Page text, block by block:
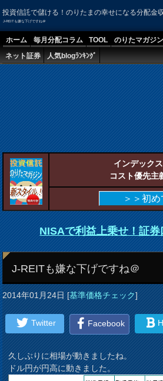
投資信託で儲ける！のりたまの幸せになる分配金
J-REITも嫌な下げですね＠
ホーム 毎月分配コラム TOOL のりたマガジン
ネット証券
人気blogﾗﾝｷﾝｸﾞ
インデック
コスト優先主
＞＞初
NISAで利益上乗せ！証
J-REITも嫌な下げですね＠
2014年01月24日[基準価格チェック]
Twitter Facebook
久しぶりに相場が動きましたね。
ドル円が円高に動きました。